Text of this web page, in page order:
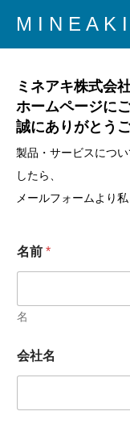
M I N E A K I
ミネアキ株式会
ホームページに
誠にありがとう
製品・サービスにつ
したら、
メールフォームより
ー
ル
レ
チ
ェ
ッ
ボ
名前 *
名
ー
ル
会社名